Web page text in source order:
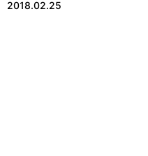
2018.02.25